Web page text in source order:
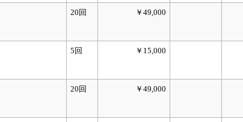
20回
￥49,000
5回
￥15,000
20回
￥49,000